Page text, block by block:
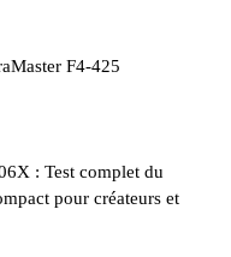
F4-425
: Test complet du
pour créateurs et